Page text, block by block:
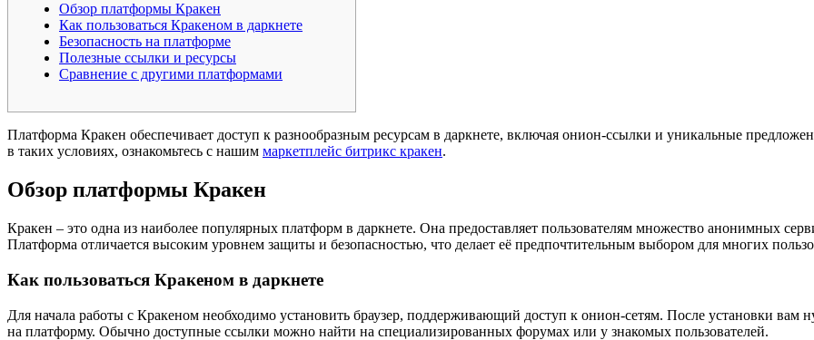
Обзор платформы Кракен
Как пользоваться Кракеном в даркнете
Безопасность на платформе
Полезные ссылки и ресурсы
Сравнение с другими платформами
Платформа Кракен обеспечивает доступ к разнообразным ресурсам в даркнете, включая онион-ссылки и уникальные
в таких условиях, ознакомьтесь с нашим маркетплейс битрикс кракен.
Обзор платформы Кракен
Кракен – это одна из наиболее популярных платформ в даркнете. Она предоставляет пользователям множество анонимных
Платформа отличается высоким уровнем защиты и безопасностью, что делает её предпочтительным выбором для многих
Как пользоваться Кракеном в даркнете
Для начала работы с Кракеном необходимо установить браузер, поддерживающий доступ к онион-сетям. После установки вам
на платформу. Обычно доступные ссылки можно найти на специализированных форумах или у знакомых пользователей.